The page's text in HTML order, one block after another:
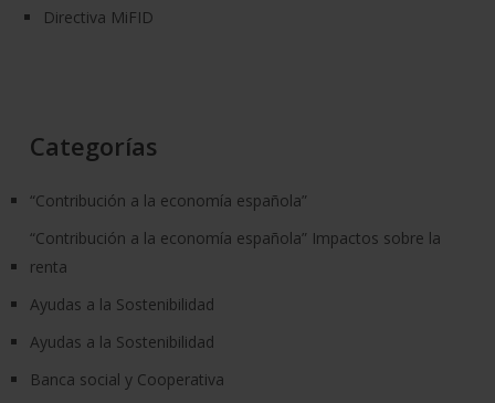
Directiva MiFID
Categorías
“Contribución a la economía española”
“Contribución a la economía española” Impactos sobre la
renta
Ayudas a la Sostenibilidad
Ayudas a la Sostenibilidad
Banca social y Cooperativa